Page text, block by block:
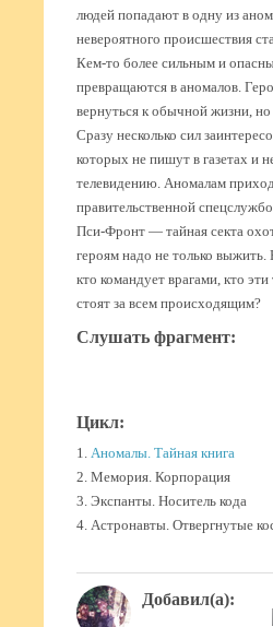
людей попадают в одну из
невероятного происшествия
Кем-то более сильным и
превращаются в аномалов.
вернуться к обычной жизни,
Сразу несколько сил
которых не пишут в газетах и
телевидению. Аномалам
правительственной
Пси-Фронт — тайная секта
героям надо не только
кто командует врагами, кто
стоят за всем происходящим?
Слушать фрагмент:
Цикл:
1. Аномалы. Тайная книга
2. Мемория. Корпорация
3. Экспанты. Носитель кода
4. Астронавты. Отвергнутые
Добавил(а):